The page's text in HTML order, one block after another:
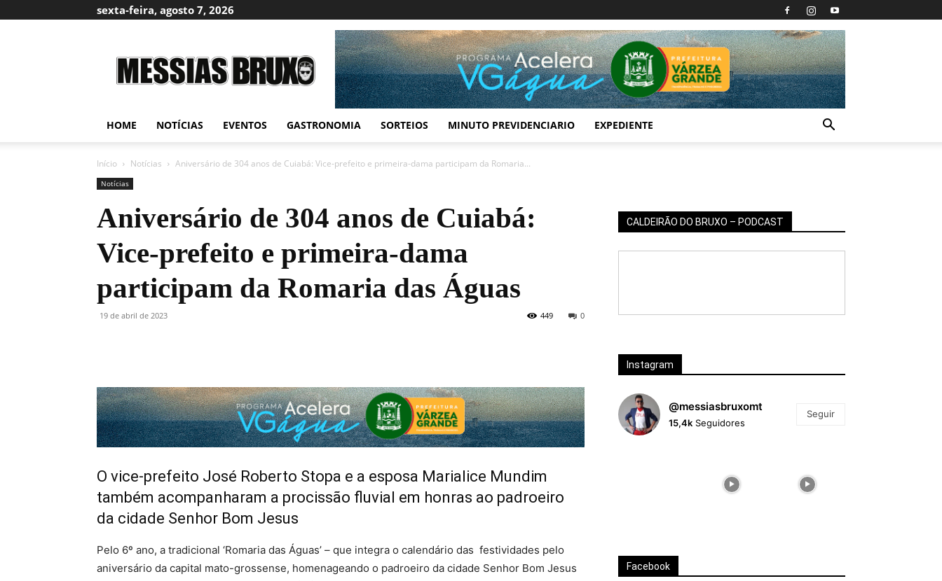
sexta-feira, agosto 7, 2026
Bruxo
HOME NOTÍCIAS EVENTOS GASTRONOMIA SORTEIOS MINUTO PREVIDENCIARIO EXPEDIENTE
Início Notícias Aniversário de 304 anos de Cuiabá: Vice-prefeito e primeira-dama participam da Romaria...
Notícias
Aniversário de 304 anos de Cuiabá:
Vice-prefeito e primeira-dama
participam da Romaria das Águas
19 de abril de 2023 0
449
O vice-prefeito José Roberto Stopa e a esposa Marialice Mundim
também acompanharam a procissão fluvial em honras ao padroeiro
da cidade Senhor Bom Jesus
Pelo 6º ano, a tradicional ‘Romaria das Águas’ – que integra o calendário das festividades pelo
aniversário da capital mato-grossense, homenageando o padroeiro da cidade Senhor Bom Jesus
CALDEIRÃO DO BRUXO – PODCAST
Instagram
@messiasbruxomt
15,4k Seguidores
Seguir
Facebook